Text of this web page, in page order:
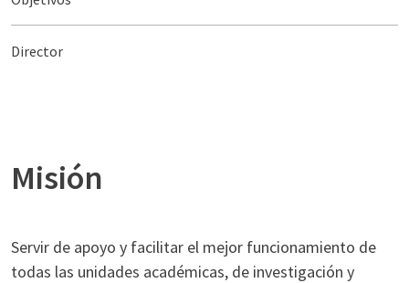
Director
Misión
Servir de apoyo y facilitar el mejor funcionamiento de
todas las unidades académicas, de investigación y